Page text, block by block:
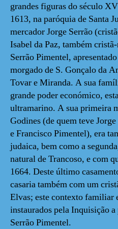
grandes figuras do século
1613, na paróquia de Santa
mercador Jorge Serrão
Isabel da Paz, também
Serrão Pimentel,
morgado de S. Gonçalo da
Tovar e Miranda. A sua
grande poder económico,
ultramarino. A sua primeira
Godines (de quem teve
e Francisco Pimentel), era
judaica, bem como a
natural de Trancoso, e com
1664. Deste último
casaria também com um
Elvas; este contexto familiar
instaurados pela Inquisição
Serrão Pimentel.